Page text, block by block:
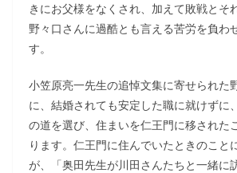
きにお父様をなくされ、加えて敗戦とそ
野々口さんに過酷とも言える苦労を負わ
す。
小笠原亮一先生の追悼文集に寄せられた
に、結婚されても安定した職に就けずに
の道を選び、住まいを仁王門に移された
ります。仁王門に住んでいたときのこと
が、「奥田先生が川田さんたちと一緒に